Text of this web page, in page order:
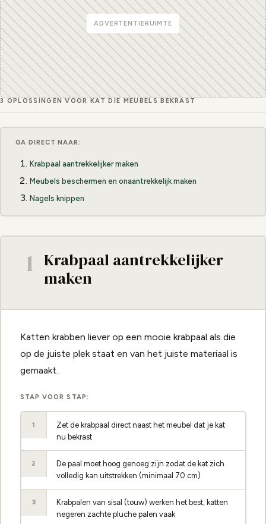
ADVERTENTIERUIMTE
3 OPLOSSINGEN VOOR KAT DIE MEUBELS BEKRAST
GA DIRECT NAAR:
Krabpaal aantrekkelijker maken
Meubels beschermen en onaantrekkelijk maken
Nagels knippen
1 Krabpaal aantrekkelijker
maken
Katten krabben liever op een mooie krabpaal als die
op de juiste plek staat en van het juiste materiaal is
gemaakt.
STAP VOOR STAP:
1
Zet de krabpaal direct naast het meubel dat je kat
nu bekrast
2
De paal moet hoog genoeg zijn zodat de kat zich
volledig kan uitstrekken (minimaal 70 cm)
3
Krabpalen van sisal (touw) werken het best; katten
negeren zachte pluche palen vaak